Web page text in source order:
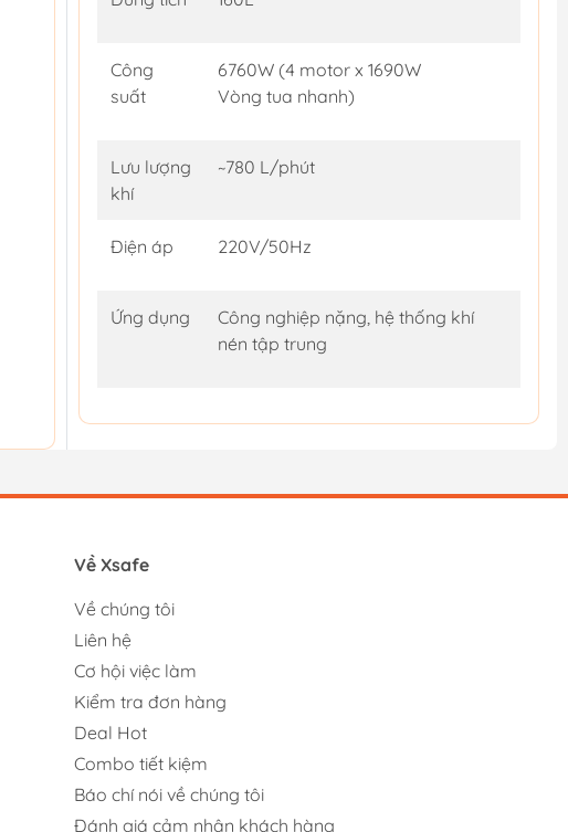
Công
suất
6760W (4 motor x 1690W
Vòng tua nhanh)
Lưu lượng
khí
~780 L/phút
Điện áp 220V/50Hz
Ứng dụng
Công nghiệp nặng, hệ thống khí
nén tập trung
Về Xsafe
Về chúng tôi
Liên hệ
Cơ hội việc làm
Kiểm tra đơn hàng
Deal Hot
Combo tiết kiệm
Báo chí nói về chúng tôi
Đánh giá cảm nhận khách hàng